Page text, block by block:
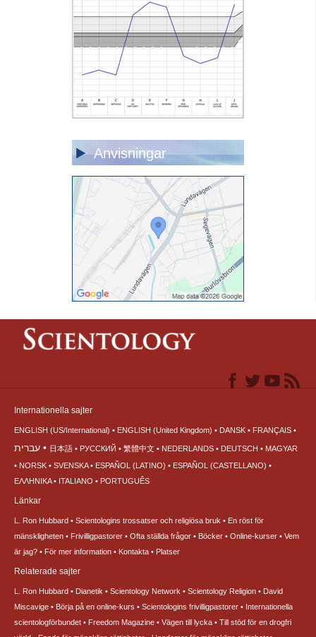
Anvisningar
Internationella sajter
ENGLISH (US/International) ENGLISH (United Kingdom) DANSK FRANÇAIS
עברית 日本語 РУССКИЙ 繁體中文 NEDERLANDS DEUTSCH
MAGYAR
NORSK
SVENSKA ESPAÑOL (LATINO)
ESPAÑOL (CASTELLANO)
ΕΛΛΗΝΙΚA
ITALIANO PORTUGUÊS
Länkar
L. Ron Hubbard Scientologins trossatser och religiösa bruk
En röst för
mänskligheten
Frivilligpastorer Ofta ställda frågor Böcker Online-kurser
Vem
är jag?
För mer information Kontakta Platser
Relaterade sajter
L. Ron Hubbard Dianetik Scientology Network Scientology Religion
David
Miscavige
Börja på en online-kurs Scientologins frivilligpastorer
Internationella
scientologförbundet
Freedom Magazine Vägen till lycka
Till stöd för en drogfri